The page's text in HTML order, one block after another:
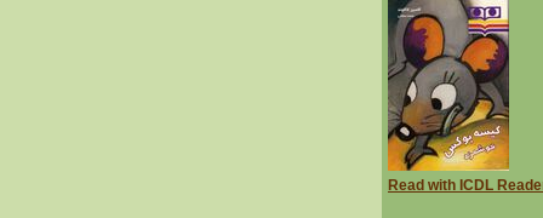
Read with ICDL